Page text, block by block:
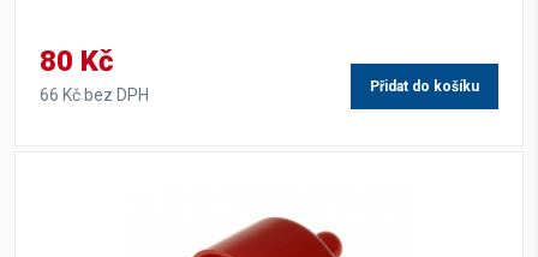
80 Kč
66 Kč bez DPH Přidat do košíku